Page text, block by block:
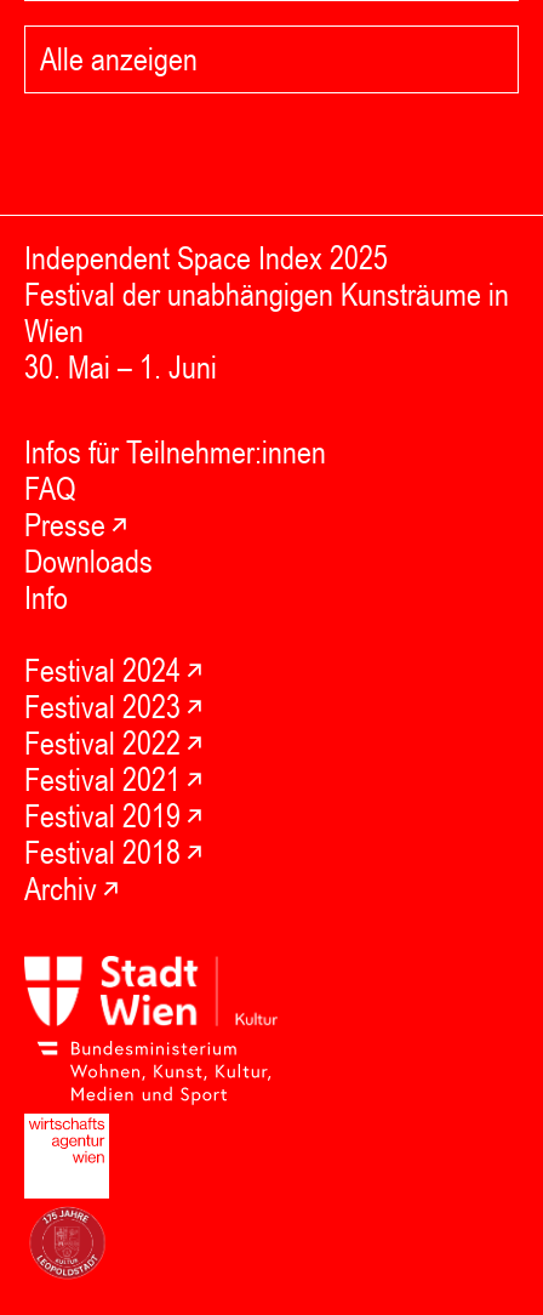
Alle anzeigen
Independent Space Index 2025
Festival der unabhängigen Kunsträume in
Wien
30. Mai – 1. Juni
Infos für Teilnehmer:innen
FAQ
Presse
Downloads
Info
Festival 2024
Festival 2023
Festival 2022
Festival 2021
Festival 2019
Festival 2018
Archiv